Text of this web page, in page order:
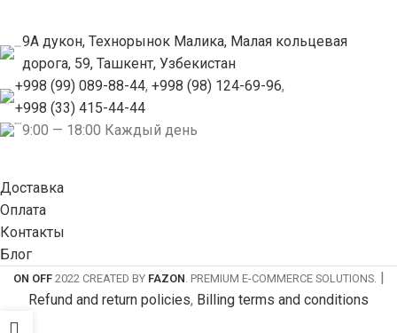
9А дукон, Технорынок Малика, Малая кольцевая
дорога, 59, Ташкент, Узбекистан
+998 (99) 089-88-44, +998 (98) 124-69-96,
+998 (33) 415-44-44
9:00 — 18:00 Каждый день
Доставка
Оплата
Контакты
Блог
ON OFF 2022 CREATED BY FAZON . PREMIUM E-COMMERCE SOLUTIONS.|
Refund and return policies, Billing terms and conditions